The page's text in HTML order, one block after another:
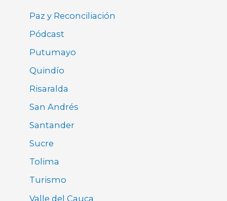
Paz y Reconciliación
Pódcast
Putumayo
Quindío
Risaralda
San Andrés
Santander
Sucre
Tolima
Turismo
Valle del Cauca